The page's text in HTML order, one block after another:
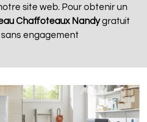
site web. Pour obtenir un
Chaffoteaux Nandygratuit
engagement